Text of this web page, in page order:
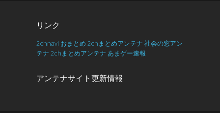
リンク
2chnavi おまとめ 2chまとめアンテナ 社会の窓アン
テナ 2chまとめアンテナ あまゲー速報
アンテナサイト更新情報